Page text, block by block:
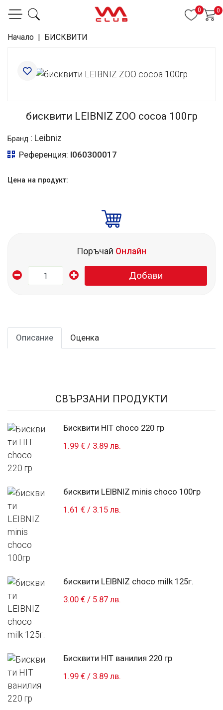
0 0
Начало | БИСКВИТИ
бисквити LEIBNIZ ZOO cocoa 100гр
Бранд : Leibniz
Референция: I060300017
Цена на продукт:
Поръчай Онлайн
Добави
Описание Оценка
СВЪРЗАНИ ПРОДУКТИ
Бисквити HIT choco 220 гр
1.99 € / 3.89 лв.
бисквити LEIBNIZ minis choco 100гр
1.61 € / 3.15 лв.
бисквити LEIBNIZ choco milk 125г.
3.00 € / 5.87 лв.
Бисквити HIT ванилия 220 гр
1.99 € / 3.89 лв.